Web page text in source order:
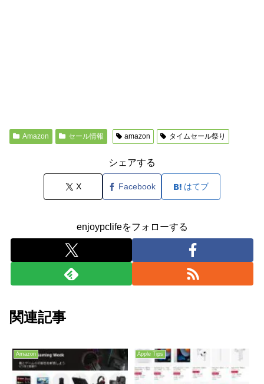
Amazon セール情報 amazon タイムセール祭り
シェアする
X Facebook はてブ
enjoypclifeをフォローする
関連記事
Amazon Apple Tips